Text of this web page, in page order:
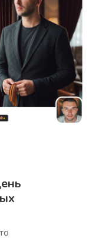
Про
продайте